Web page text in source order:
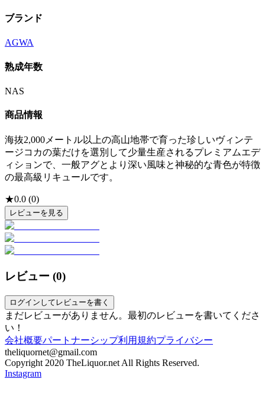
ブランド
AGWA
熟成年数
NAS
商品情報
海抜2,000メートル以上の高山地帯で育った珍しいヴィンテ
ージコカの葉だけを選別して少量生産されるプレミアムエデ
ィションで、一般アグとより深い風味と神秘的な青色が特徴
の最高級リキュールです。
★0.0 (0)
レビューを見る
レビュー (0)
ログインしてレビューを書く
まだレビューがありません。最初のレビューを書いてくださ
い！
会社概要パートナーシップ利用規約プライバシー
theliquornet@gmail.com
Copyright 2020 TheLiquor.net All Rights Reserved.
Instagram